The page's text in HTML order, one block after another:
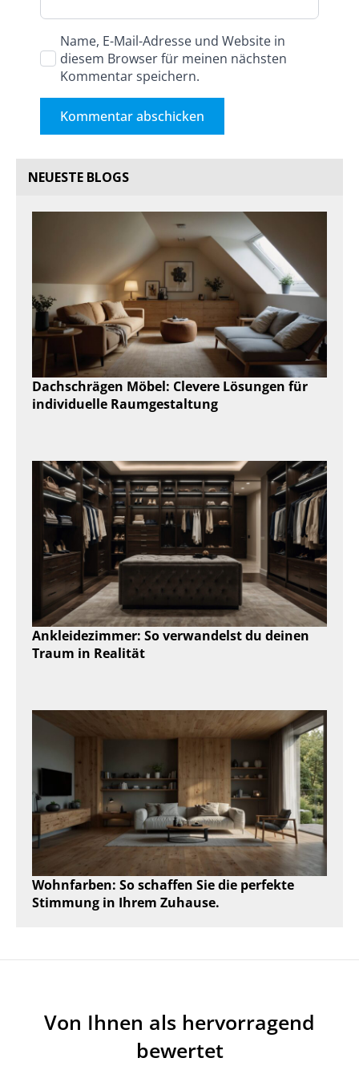
Name, E-Mail-Adresse und Website in
diesem Browser für meinen nächsten
Kommentar speichern.
NEUESTE BLOGS
Dachschrägen Möbel: Clevere Lösungen für
individuelle Raumgestaltung
Ankleidezimmer: So verwandelst du deinen
Traum in Realität
Wohnfarben: So schaffen Sie die perfekte
Stimmung in Ihrem Zuhause.
Von Ihnen als hervorragend
bewertet